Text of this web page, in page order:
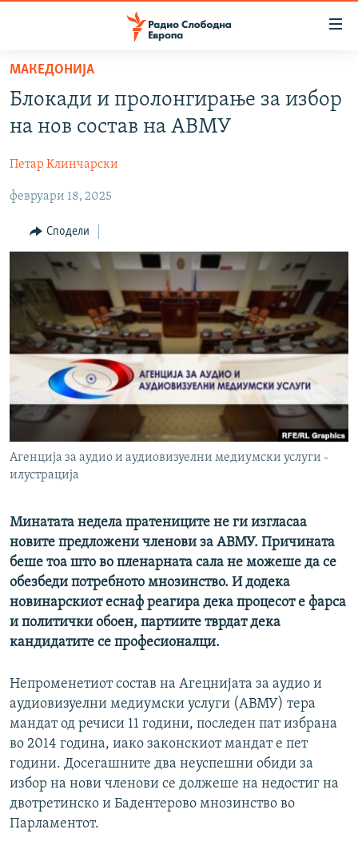
Оди
содржината
Оди
главната
Премини
ВЕСТИ
ШТО ТРЕБА ДА ЗНАЕТЕ
ПРИЈАВИ СЕ ЗА ЊУЗЛЕТЕР
ПОДКАСТ ЗОШТО?
СЛЕДЕТЕ НЕ
РСЕ веб страници
МАКЕДОНИЈА
Блокади и пролонгирање за избор
на нов состав на АВМУ
Петар Клинчарски
февруари 18, 2025
Сподели
Агенција за аудио и аудиовизуелни медиумски услуги -
илустрација
Минатата недела пратениците не ги изгласаа
новите предложени членови за АВМУ. Причината
беше тоа што во пленарната сала не можеше да се
обезбеди потребното мнозинство. И додека
новинарскиот еснаф реагира дека процесот е фарса
и политички обоен, партиите тврдат дека
кандидатите се професионалци.
Непроменетиот состав на Агецнијата за аудио и
аудиовизуелни медиумски услуги (АВМУ) тера
мандат од речиси 11 години, последен пат избрана
во 2014 година, иако законскиот мандат е пет
години. Досегашните два неуспешни обиди за
избор на нови членови се должеше на недостиг на
двотретинско и Бадентерово мнозинство во
Парламентот.